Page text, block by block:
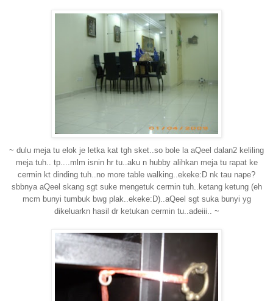
~ dulu meja tu elok je letka kat tgh sket..so bole la aQeel dalan2 keliling
meja tuh.. tp....mlm isnin hr tu..aku n hubby alihkan meja tu rapat ke
cermin kt dinding tuh..no more table walking..ekeke:D nk tau nape?
sbbnya aQeel skang sgt suke mengetuk cermin tuh..ketang ketung (eh
mcm bunyi tumbuk bwg plak..ekeke:D)..aQeel sgt suka bunyi yg
dikeluarkn hasil dr ketukan cermin tu..adeiii.. ~